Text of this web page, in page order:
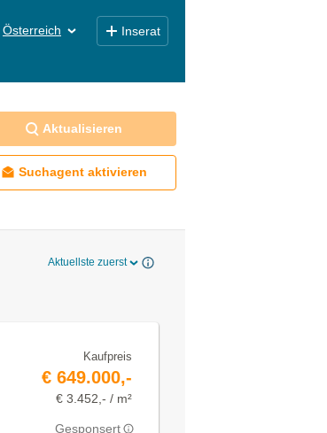
Österreich Inserat
Aktualisieren
Suchagent aktivieren
Aktuellste zuerst
Kaufpreis
€ 649.000,-
€ 3.452,- / m²
Gesponsert